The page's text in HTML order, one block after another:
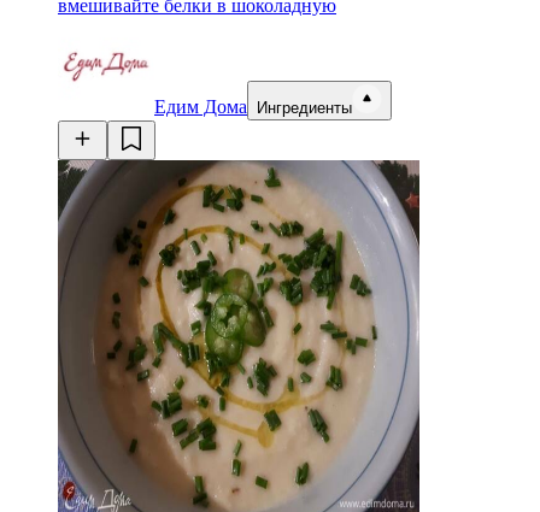
вмешивайте белки в шоколадную
Едим Дома Ингредиенты